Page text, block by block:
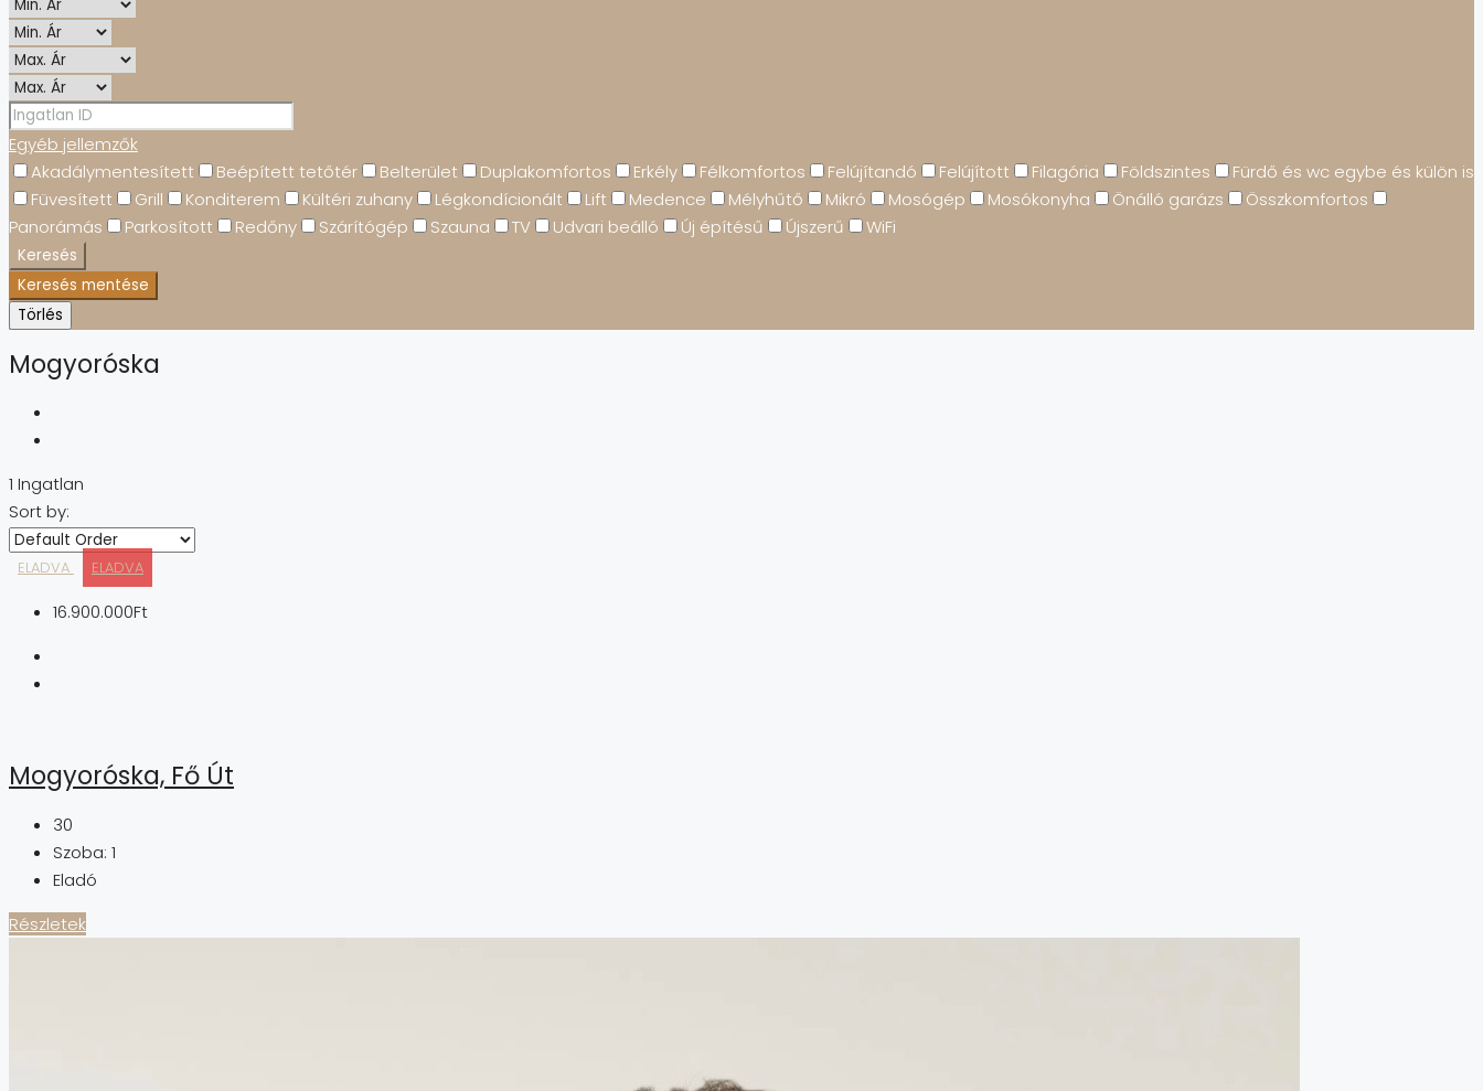
Egyéb jellemzők
Akadálymentesített
Beépített tetőtér Belterület Duplakomfortos Erkély Félkomfortos Felújítandó Felújított Filagória Földszintes
Fürdő és wc egybe és külön is
Füvesített
Grill Konditerem Kültéri zuhany Légkondícionált Lift Medence Mélyhűtő Mikró Mosógép Mosókonyha Önálló garázs
Összkomfortos
Panorámás
Parkosított Redőny Szárítógép Szauna TV Udvari beálló Új építésű Újszerű WiFi
Keresés
Keresés mentése
Törlés
Mogyoróska
1 Ingatlan
Sort by:
ELADVA ELADVA
16.900.000Ft
Mogyoróska, Fő Út
30
Szoba: 1
Eladó
Részletek